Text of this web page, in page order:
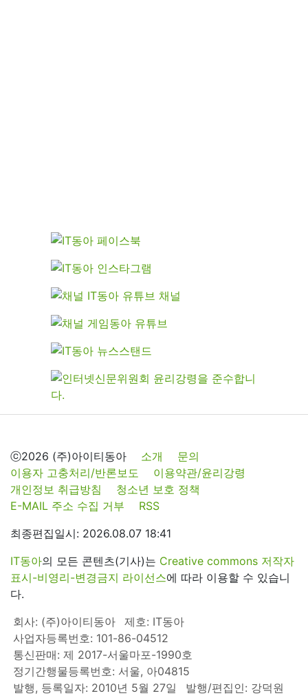
ⓒ2026 (주)아이티동아 소개
문의
이용자 고충처리/반론보도
이용약관/윤리강령
개인정보 취급방침
청소년 보호 정책
E-MAIL 주소 수집 거부
RSS
최종편집일시: 2026.08.07 18:41
IT동아의 모든 콘텐츠(기사)는 Creative commons 저작자
표시-비영리-변경금지 라이선스에 따라 이용할 수 있습니
다.
회사: (주)아이티동아
제호: IT동아
사업자등록번호: 101-86-04512
통신판매: 제 2017-서울마포-1990호
정기간행물등록번호: 서울, 아04815
발행, 등록일자: 2010년 5월 27일
발행/편집인: 강덕원